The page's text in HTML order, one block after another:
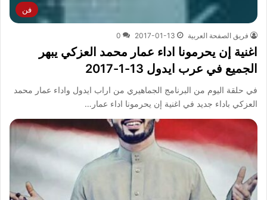
فن
فريق الصفحة العربية 2017-01-13
0
اغنية إن يحرمونا اداء عمار محمد العزكي يبهر
الجميع في عرب ايدول 13-1-2017
في حلقة اليوم من البرنامج الجماهيري من اراب ايدول واداء عمار محمد
العزكي باداء جديد في اغنية إن يحرمونا اداء عمار…